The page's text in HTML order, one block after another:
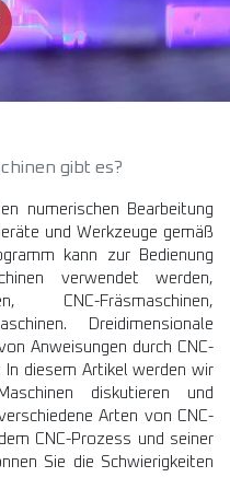
gibt es?
numerischen Bearbeitung
und Werkzeuge gemäß
kann zur Bedienung
verwendet werden,
CNC-Fräsmaschinen,
Dreidimensionale
Anweisungen durch CNC-
In diesem Artikel werden wir
diskutieren und
Arten von CNC-
CNC-Prozess und seiner
Sie die Schwierigkeiten